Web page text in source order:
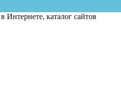
каталог сайтов